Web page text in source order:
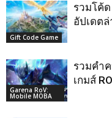
Gift Code Game
รวมโค้ด
อัปเดต
Garena RoV:
Mobile MOBA
รวมคำ
เกมส์